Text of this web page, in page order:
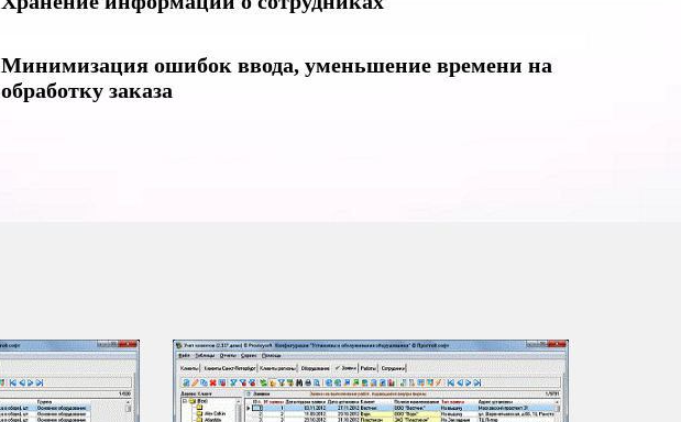
Минимизация ошибок ввода, уменьшение времени на
обработку заказа